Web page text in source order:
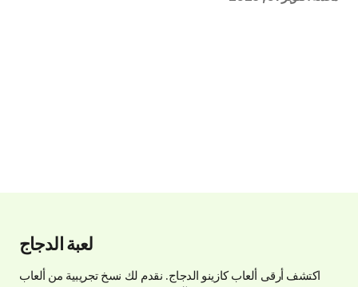
لعبة الدجاج
اكتشف أرقى ألعاب كازينو الدجاج. نقدم لك نسخ تجريبية من ألعاب